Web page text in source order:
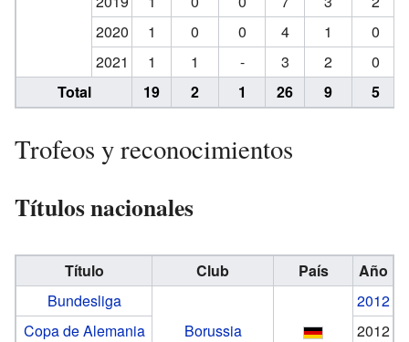
2020
1 0 0 4 1
0
2021
1 1 - 3 2
0
Total
19 2 1 26 9 5
Trofeos y reconocimientos
Títulos nacionales
Título Club País
Año
Bundesliga
Borussia
2012
Copa de Alemania
2012